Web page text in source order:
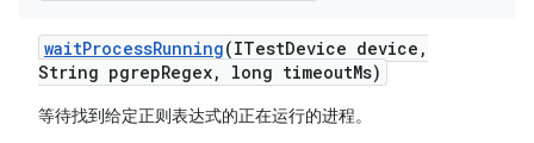
waitProcessRunning(ITestDevice device ,
String pgrepRegex, long timeoutMs)
等待找到给定正则表达式的正在运行的进程。